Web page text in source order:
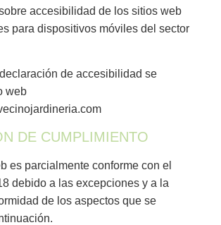
de herramientas
accesibilidad de los sitios web
para dispositivos móviles del sector
de accesibilidad se
web
DE CUMPLIMIENTO
es parcialmente conforme con el
debido a las excepciones y a la
de los aspectos que se